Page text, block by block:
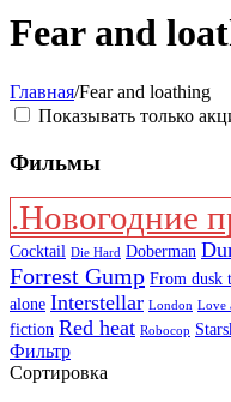
Fear and
Главная/Fear and loathing
Показывать только
Фильмы
.Новогодние
Cocktail Die Hard Doberman
Forrest Gump From dusk
alone Interstellar London Love
fiction Red heat Robocop
Фильтр
Сортировка